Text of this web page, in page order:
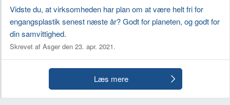
Vidste du, at virksomheden har plan om at være helt fri for
engangsplastik senest næste år? Godt for planeten, og godt for
din samvittighed.
Skrevet af Asger den 23. apr. 2021.
Læs mere